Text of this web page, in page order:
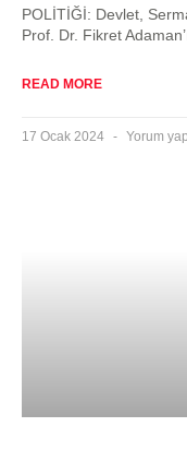
POLİTİĞİ: Devlet,
Prof. Dr. Fikret
READ MORE
17 Ocak 2024 Yorum